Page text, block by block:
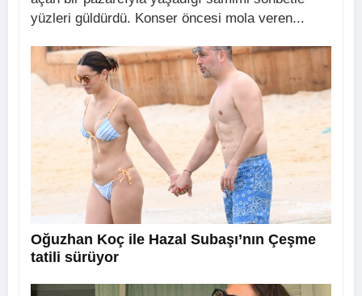
yüzleri güldürdü. Konser öncesi mola veren...
Oğuzhan Koç ile Hazal Subaşı’nın Çeşme
tatili sürüyor